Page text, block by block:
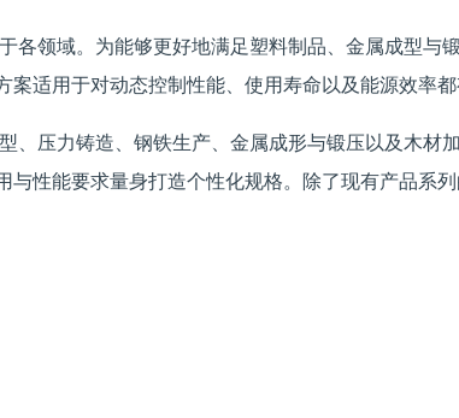
各领域。为能够更好地满足塑料制品、金属成型与
适用于对动态控制性能、使用寿命以及能源效率都
、压力铸造、钢铁生产、金属成形与锻压以及木材
性能要求量身打造个性化规格。除了现有产品系